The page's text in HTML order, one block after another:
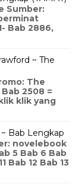
Sumber:
Bab 2886,
~ The
The
2508 =
klik yang
Bab Lengkap
novelebook
5 Bab 6 Bab
Bab 12 Bab 13